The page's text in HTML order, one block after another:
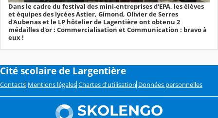
Dans le cadre du festival des mini-entreprises d'EPA, les élèves
et équipes des lycées Astier, Gimond, Olivier de Serres
d'Aubenas et le LP hôtelier de Lagentière ont obtenu 2
médailles d'or : Commercialisation et Communication : bravo à
eux !
Cité scolaire de Largentière
Contacts Mentions légales Chartes d'utilisation Données personnelles